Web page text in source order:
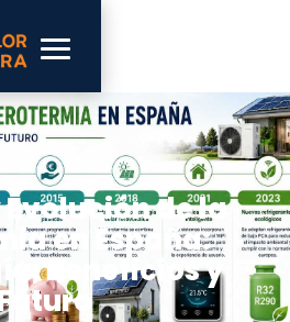
› AEROTERMIA
de la
en España:
Beneficios y